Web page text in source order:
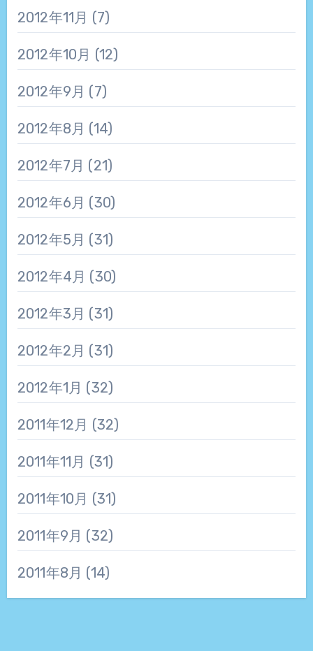
2012年11月 (7)
2012年10月 (12)
2012年9月 (7)
2012年8月 (14)
2012年7月 (21)
2012年6月 (30)
2012年5月 (31)
2012年4月 (30)
2012年3月 (31)
2012年2月 (31)
2012年1月 (32)
2011年12月 (32)
2011年11月 (31)
2011年10月 (31)
2011年9月 (32)
2011年8月 (14)